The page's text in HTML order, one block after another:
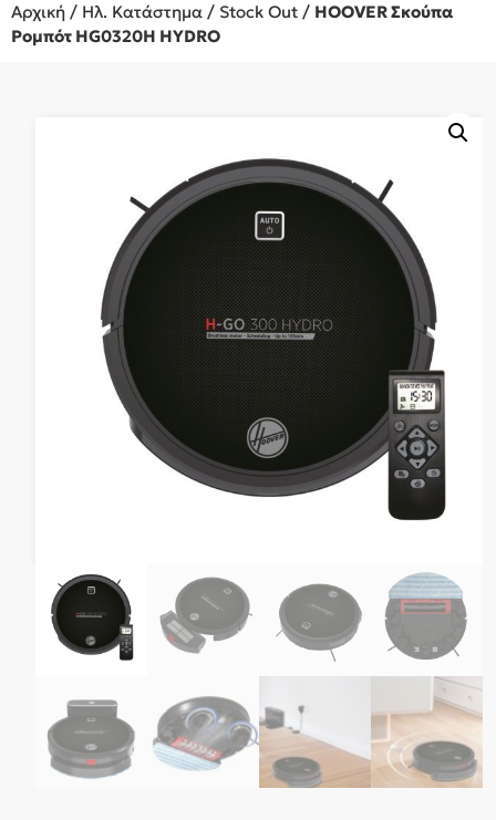
Αρχική / Ηλ. Κατάστημα / Stock Out / HOOVER Σκούπα
Ρομπότ HG0320H HYDRO